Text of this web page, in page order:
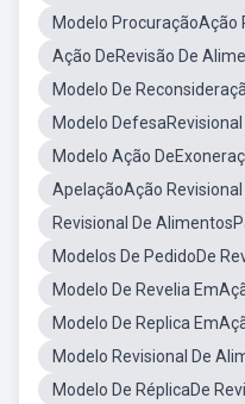
Modelo ProcuraçãoAção
Ação DeRevisão De
Modelo De
Modelo
Modelo Ação
ApelaçãoAção
Revisional De
Modelos De PedidoDe
Modelo De Revelia
Modelo De Replica
Modelo Revisional De
Modelo De RéplicaDe